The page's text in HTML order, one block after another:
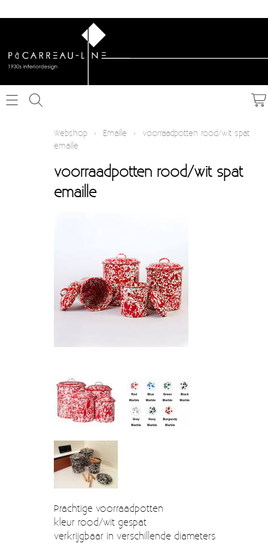
Schakelmateriaal inbouw
Deur- en raambeslag
Kapstokken & Haken
Meubelgrepen
Voorraadbakjes
Kastinrichting
Badkamer
Keuken accessoires
Smeg 50s klein elektro
Emaille
Moccamaster (De beste kop koffie sinds 1968)
Webshop › Emaille ›
voorraadpotten rood/wit spat
emaille
voorraadpotten rood/wit spat
emaille
Prachtige voorraadpotten
kleur rood/wit gespat
verkrijgbaar in verschillende diameters